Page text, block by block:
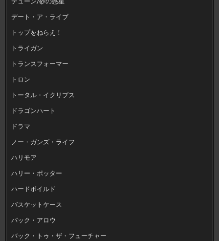
デート・ア・ライブ
トップをねらえ！
トライガン
トランスフォーマー
トロン
トータル・イクリプス
ドラゴンハート
ドラマ
ノー・ガンズ・ライフ
ハリモア
ハリー・ポッター
ハードボイルド
バスケットケース
バック・アロウ
バック・トゥ・ザ・フューチャー